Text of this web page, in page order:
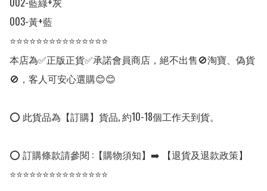
003-黃+藍
⭐⭐⭐⭐⭐⭐⭐⭐⭐⭐⭐⭐⭐⭐⭐
本店為✅正版正貨✅承諾會員商店，絕不出售🚫淘寶、偽貨
🚫，客人可安心選購😊😊
⭕ 此貨品為【訂購】貨品, 約10-18個工作天到貨。
⭕ 訂購條款請參閱 :【購物須知】➡️ 【退貨及退款政策】
⭐⭐⭐⭐⭐⭐⭐⭐⭐⭐⭐⭐⭐⭐⭐